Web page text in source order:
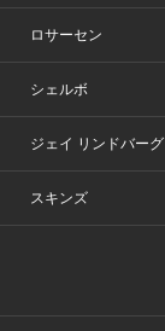
ロサーセン
シェルボ
ジェイ リンドバーグ
スキンズ